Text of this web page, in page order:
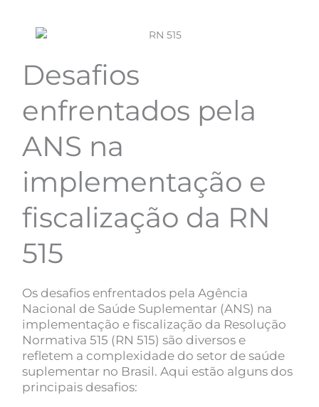
Desafios
enfrentados pela
ANS na
implementação e
fiscalização da RN
515
Os desafios enfrentados pela Agência
Nacional de Saúde Suplementar (ANS) na
implementação e fiscalização da Resolução
Normativa 515 (RN 515) são diversos e
refletem a complexidade do setor de saúde
suplementar no Brasil. Aqui estão alguns dos
principais desafios: